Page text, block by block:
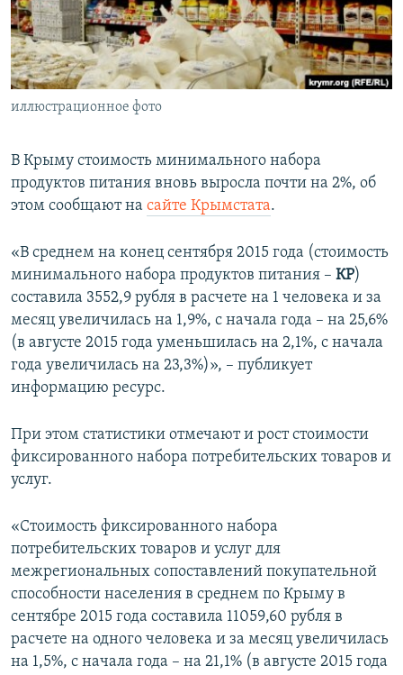
ПОБЕДИТЕЛЕЙ НЕ СУДЯТ?
КРЫМ.НЕПОКОРЕННЫЙ
ELIFBE
УКРАИНСКАЯ ПРОБЛЕМА КРЫМА
ПРИСОЕДИНЯЙТЕСЬ!
иллюстрационное фото
В Крыму стоимость минимального набора
продуктов питания вновь выросла почти на 2%, об
этом сообщают на сайте Крымстата.
«В среднем на конец сентября 2015 года (стоимость
минимального набора продуктов питания – КР)
составила 3552,9 рубля в расчете на 1 человека и за
месяц увеличилась на 1,9%, с начала года – на 25,6%
(в августе 2015 года уменьшилась на 2,1%, с начала
года увеличилась на 23,3%)», – публикует
информацию ресурс.
При этом статистики отмечают и рост стоимости
фиксированного набора потребительских товаров и
услуг.
«Стоимость фиксированного набора
потребительских товаров и услуг для
межрегиональных сопоставлений покупательной
способности населения в среднем по Крыму в
сентябре 2015 года составила 11059,60 рубля в
расчете на одного человека и за месяц увеличилась
на 1,5%, с начала года – на 21,1% (в августе 2015 года